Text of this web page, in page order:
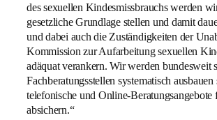
des sexuellen Kindesmissbrauchs werden
gesetzliche Grundlage stellen und damit
und dabei auch die Zuständigkeiten der
Kommission zur Aufarbeitung sexuellen
adäquat verankern. Wir werden bundesweit
Fachberatungsstellen systematisch
telefonische und Online-Beratungsangebote
absichern.“